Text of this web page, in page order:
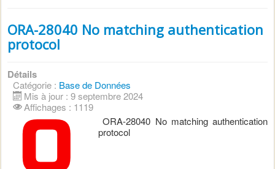
ORA-28040 No matching authentication
protocol
Détails
Catégorie : Base de Données
Mis à jour : 9 septembre 2024
Affichages : 1119
ORA-28040 No matching authentication
protocol